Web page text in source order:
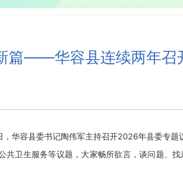
篇——华容县连续两年召
容县委书记陶伟军主持召开2026年县委专题
共卫生服务等议题，大家畅所欲言，谈问题、